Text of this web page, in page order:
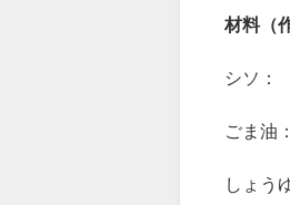
「
材料（
シソ：